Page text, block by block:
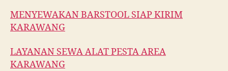
MENYEWAKAN BARSTOOL SIAP KIRIM
KARAWANG
LAYANAN SEWA ALAT PESTA AREA
KARAWANG